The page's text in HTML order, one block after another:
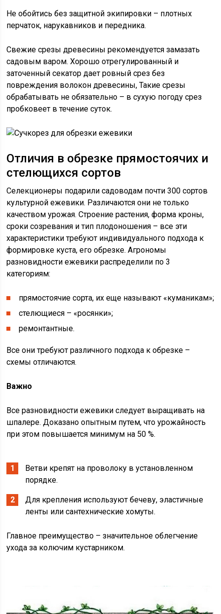
Не обойтись без защитной экипировки – плотных
перчаток, нарукавников и передника.
Свежие срезы древесины рекомендуется замазать
садовым варом. Хорошо отрегулированный и
заточенный секатор дает ровный срез без
повреждения волокон древесины, Такие срезы
обрабатывать не обязательно – в сухую погоду срез
пробковеет в течение суток.
Отличия в обрезке прямостоячих и
стелющихся сортов
Селекционеры подарили садоводам почти 300 сортов
культурной ежевики. Различаются они не только
качеством урожая. Строение растения, форма кроны,
сроки созревания и тип плодоношения – все эти
характеристики требуют индивидуального подхода к
формировке куста, его обрезке. Агрономы
разновидности ежевики распределили по 3
категориям:
прямостоячие сорта, их еще называют «куманикам»;
стелющиеся – «росянки»;
ремонтантные.
Все они требуют различного подхода к обрезке –
схемы отличаются.
Важно
Все разновидности ежевики следует выращивать на
шпалере. Доказано опытным путем, что урожайность
при этом повышается минимум на 50 %.
Ветви крепят на проволоку в установленном
порядке.
Для крепления используют бечеву, эластичные
ленты или сантехнические хомуты.
Главное преимущество – значительное облегчение
ухода за колючим кустарником.